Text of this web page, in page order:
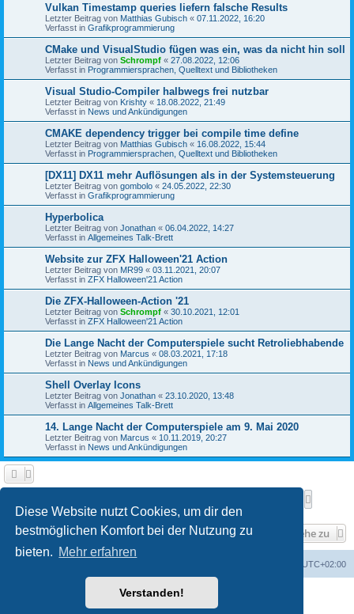
Diese Website nutzt Cookies, um dir den
bestmöglichen Komfort bei der Nutzung zu
bieten. Mehr erfahren
Verstanden!
Vulkan Timestamp queries liefern falsche Results
Letzter Beitrag von Matthias Gubisch « 07.11.2022, 16:20
Verfasst in Grafikprogrammierung
CMake und VisualStudio fügen was ein, was da nicht hin soll
Letzter Beitrag von Schrompf « 27.08.2022, 12:06
Verfasst in Programmiersprachen, Quelltext und Bibliotheken
Visual Studio-Compiler halbwegs frei nutzbar
Letzter Beitrag von Krishty « 18.08.2022, 21:49
Verfasst in News und Ankündigungen
CMAKE dependency trigger bei compile time define
Letzter Beitrag von Matthias Gubisch « 16.08.2022, 15:44
Verfasst in Programmiersprachen, Quelltext und Bibliotheken
[DX11] DX11 mehr Auflösungen als in der Systemsteuerung
Letzter Beitrag von gombolo « 24.05.2022, 22:30
Verfasst in Grafikprogrammierung
Hyperbolica
Letzter Beitrag von Jonathan « 06.04.2022, 14:27
Verfasst in Allgemeines Talk-Brett
Website zur ZFX Halloween'21 Action
Letzter Beitrag von MR99 « 03.11.2021, 20:07
Verfasst in ZFX Halloween'21 Action
Die ZFX-Halloween-Action '21
Letzter Beitrag von Schrompf « 30.10.2021, 12:01
Verfasst in ZFX Halloween'21 Action
Die Lange Nacht der Computerspiele sucht Retroliebhabende
Letzter Beitrag von Marcus « 08.03.2021, 17:18
Verfasst in News und Ankündigungen
Shell Overlay Icons
Letzter Beitrag von Jonathan « 23.10.2020, 13:48
Verfasst in Allgemeines Talk-Brett
14. Lange Nacht der Computerspiele am 9. Mai 2020
Letzter Beitrag von Marcus « 10.11.2019, 20:27
Verfasst in News und Ankündigungen
Gehe zu
UTC+02:00
Powered byphpBB® Forum Software © phpBB Limited
phpBB.de